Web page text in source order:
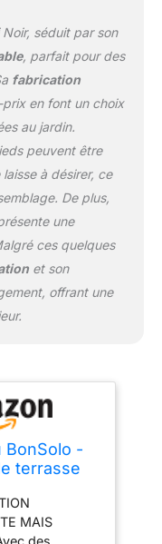
une longue
et résistant
En plus
de la chaleur,
est parfait
en extérieur
fournie.
séduit par son
, parfait pour des
fabrication
en font un choix
au jardin.
peuvent être
à désirer, ce
De plus,
une
ces quelques
et son
offrant une
BonSolo -
terrasse
de jardin
- Avec
MAIS